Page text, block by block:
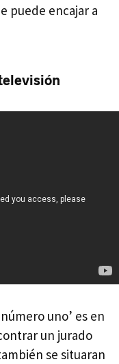
puede encajar a
uno’ es en
un jurado
se situaran